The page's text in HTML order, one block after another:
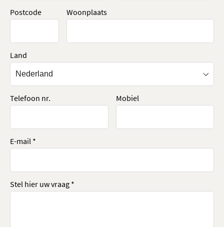
Postcode Woonplaats
Land
Telefoon nr. Mobiel
E-mail *
Stel hier uw vraag *